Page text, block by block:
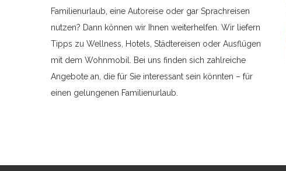
Familienurlaub, eine Autoreise oder gar Sprachreisen
nutzen? Dann können wir Ihnen weiterhelfen. Wir liefern
Tipps zu Wellness, Hotels, Städtereisen oder Ausflügen
mit dem Wohnmobil. Bei uns finden sich zahlreiche
Angebote an, die für Sie interessant sein könnten – für
einen gelungenen Familienurlaub.